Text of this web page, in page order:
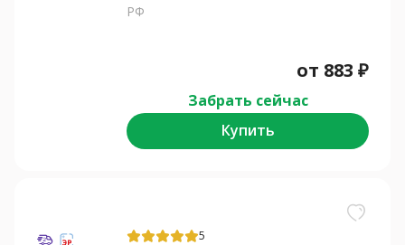
РФ
от 883 ₽
Забрать сейчас
Купить
5